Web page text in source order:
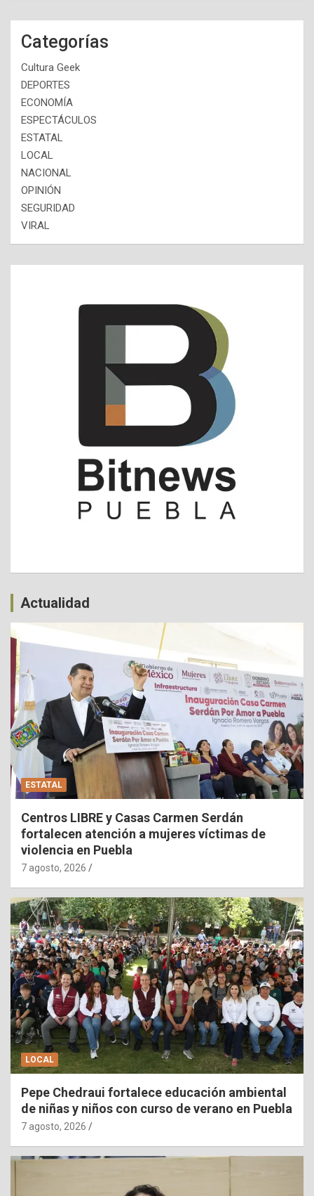
Categorías
Cultura Geek
DEPORTES
ECONOMÍA
ESPECTÁCULOS
ESTATAL
LOCAL
NACIONAL
OPINIÓN
SEGURIDAD
VIRAL
Actualidad
ESTATAL
Centros LIBRE y Casas Carmen Serdán
fortalecen atención a mujeres víctimas de
violencia en Puebla
7 agosto, 2026
LOCAL
Pepe Chedraui fortalece educación ambiental
de niñas y niños con curso de verano en Puebla
7 agosto, 2026